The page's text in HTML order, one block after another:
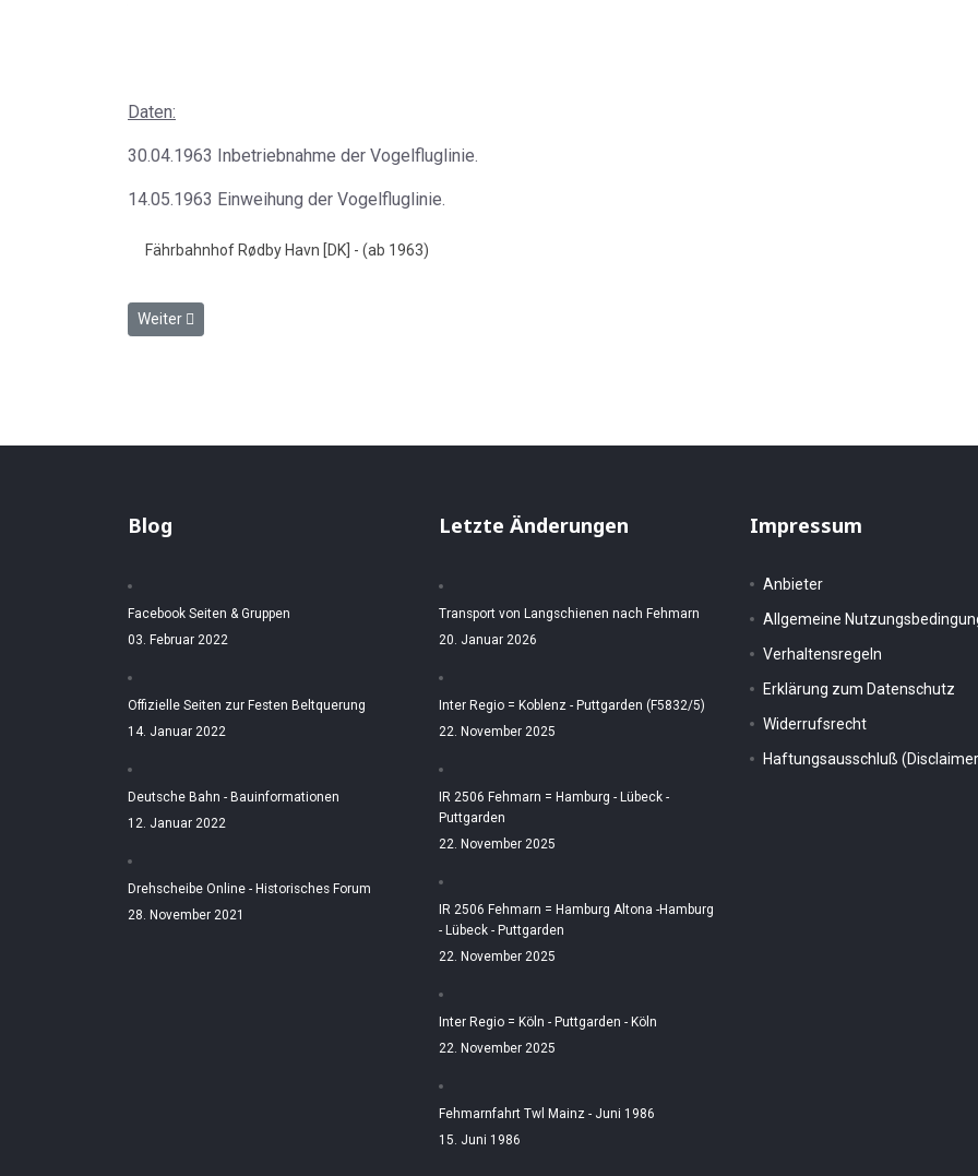
Daten:
30.04.1963 Inbetriebnahme der Vogelfluglinie.
14.05.1963 Einweihung der Vogelfluglinie.
Fährbahnhof Rødby Havn [DK] - (ab 1963)
Nächster Beitrag: Rødby Havn (DK) im April 1988
Weiter
Blog
Facebook Seiten & Gruppen
03. Februar 2022
Offizielle Seiten zur Festen Beltquerung
14. Januar 2022
Deutsche Bahn - Bauinformationen
12. Januar 2022
Drehscheibe Online - Historisches Forum
28. November 2021
Letzte Änderungen
Transport von Langschienen nach Fehmarn
20. Januar 2026
Inter Regio = Koblenz - Puttgarden (F5832/5)
22. November 2025
IR 2506 Fehmarn = Hamburg - Lübeck -
Puttgarden
22. November 2025
IR 2506 Fehmarn = Hamburg Altona -Hamburg
- Lübeck - Puttgarden
22. November 2025
Inter Regio = Köln - Puttgarden - Köln
22. November 2025
Fehmarnfahrt Twl Mainz - Juni 1986
15. Juni 1986
Impressum
Anbieter
Allgemeine
Verhaltensregeln
Erklärung zum Datenschutz
Widerrufsrecht
Haftungsausschluß